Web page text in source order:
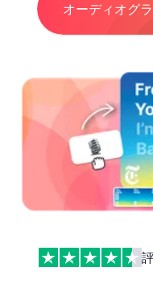
オーディオグ